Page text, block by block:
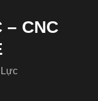
– CNC